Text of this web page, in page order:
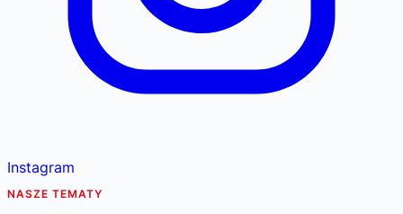
Instagram
NASZE TEMATY